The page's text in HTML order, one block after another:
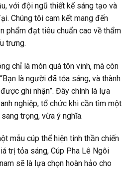
với đội ngũ thiết kế sáng tạo và
Chúng tôi cam kết mang đến
phẩm đạt tiêu chuẩn cao về thẩm
trưng.
chỉ là món quà tôn vinh, mà còn
là người đã tỏa sáng, và thành
ghi nhận”. Đây chính là lựa
nghiệp, tổ chức khi cần tìm một
trọng, vừa ý nghĩa.
mẫu cúp thể hiện tinh thần chiến
trị tỏa sáng, Cúp Pha Lê Ngôi
sẽ là lựa chọn hoàn hảo cho